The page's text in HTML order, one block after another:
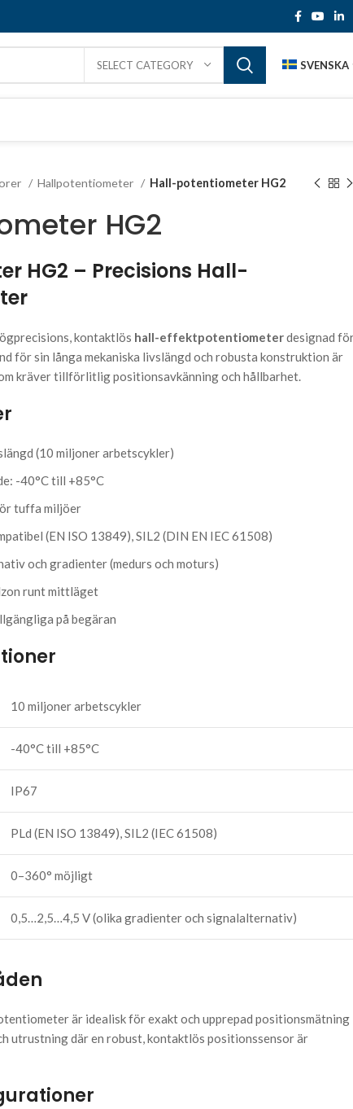
SELECT CATEGORY SVENSKA
Hallpotentiometer Hall-potentiometer HG2
HG2
HG2 – Precisions Hall-
kontaktlös hall-effektpotentiometerdesignad
för sin långa mekaniska livslängd och robusta konstruktion är
kräver tillförlitlig positionsavkänning och hållbarhet.
(10 miljoner arbetscykler)
-40°C till +85°C
tuffa miljöer
(EN ISO 13849), SIL2 (DIN EN IEC 61508)
och gradienter (medurs och moturs)
runt mittläget
på begäran
10 miljoner arbetscykler
-40°C till +85°C
IP67
PLd (EN ISO 13849), SIL2 (IEC 61508)
0–360° möjligt
0,5…2,5…4,5 V (olika gradienter och signalalternativ)
är idealisk för exakt och upprepad positionsmätning
utrustning där en robust, kontaktlös positionssensor är